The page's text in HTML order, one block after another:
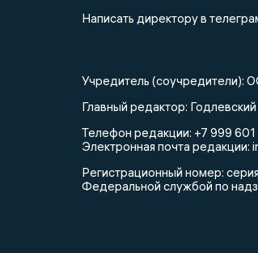
Написать директору в
Учредитель
Главный редактор: Годлевский
Телефон редакции: +7 999
Электронная почта редакции:
Регистрационный номер:
Федеральной службой по